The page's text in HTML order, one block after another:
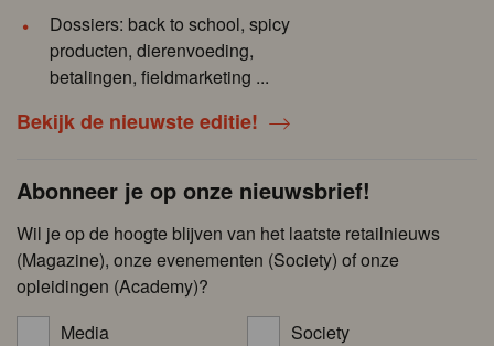
Dossiers: back to school, spicy
producten, dierenvoeding,
betalingen, fieldmarketing ...
Bekijk de nieuwste editie!
Abonneer je op onze nieuwsbrief!
Wil je op de hoogte blijven van het laatste retailnieuws
(Magazine), onze evenementen (Society) of onze
opleidingen (Academy)?
Media
Society